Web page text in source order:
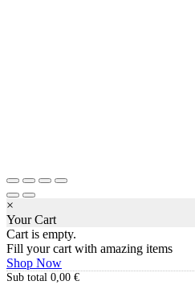
×
Your Cart
Cart is empty.
Fill your cart with amazing items
Shop Now
Sub total 0,00 €